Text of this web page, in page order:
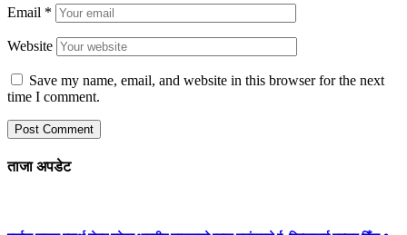
Email *
Website
Save my name, email, and website in this browser for the next
time I comment.
ताजा अपडेट